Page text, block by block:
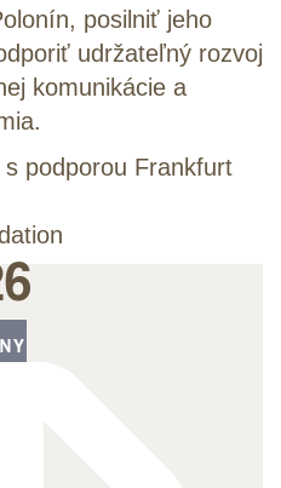
posilniť jeho
udržateľný rozvoj
komunikácie a
podporou Frankfurt